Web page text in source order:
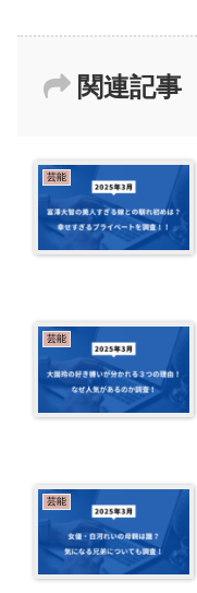
関連記事
芸能
芸能
芸能